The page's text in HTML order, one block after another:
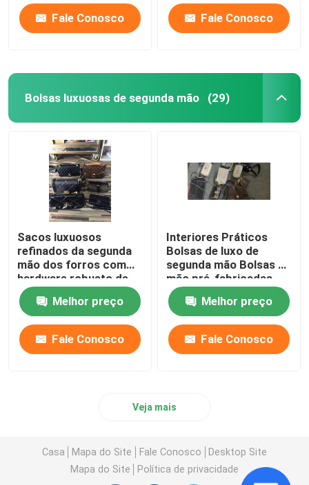
Fale Conosco Fale Conosco
Bolsas luxuosas de segunda mão (29)
Sacos luxuosos
refinados da segunda
mão dos forros com
hardware robusto de
costura resistente do
metal Melhor preço
Fale Conosco
Interiores Práticos
Bolsas de luxo de
segunda mão Bolsas de
mão pré-fabricadas
com bolsos fechados
Melhor preço
Fale Conosco
Veja mais
Casa Mapa do Site Fale Conosco
Desktop Site
Mapa do Site
Política de privacidade